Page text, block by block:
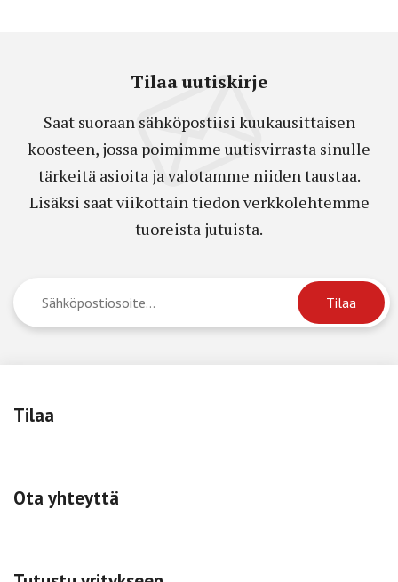
Tilaa uutiskirje
Saat suoraan sähköpostiisi kuukausittaisen
koosteen, jossa poimimme uutisvirrasta sinulle
tärkeitä asioita ja valotamme niiden taustaa.
Lisäksi saat viikottain tiedon verkkolehtemme
tuoreista jutuista.
Tilaa
Ota yhteyttä